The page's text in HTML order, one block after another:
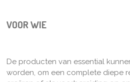
VOOR WIE
De producten van essential
worden, om een complete diepe